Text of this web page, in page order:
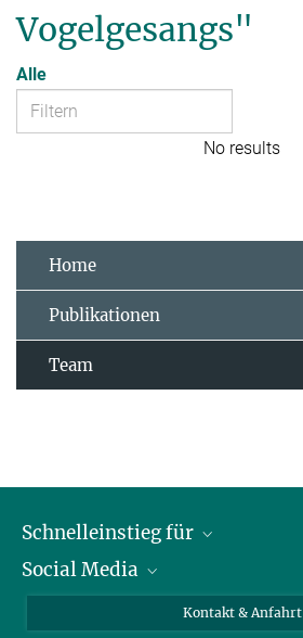
Vogelgesangs"
Alle
No results
Home
Publikationen
Team
Schnelleinstieg für
Journalist*innen
Social Media
Kontakt & Anfahrt